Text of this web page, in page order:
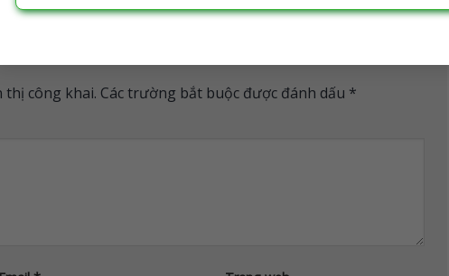
BÌNH LUẬN
thị công khai. Các trường bắt buộc được đánh dấu *